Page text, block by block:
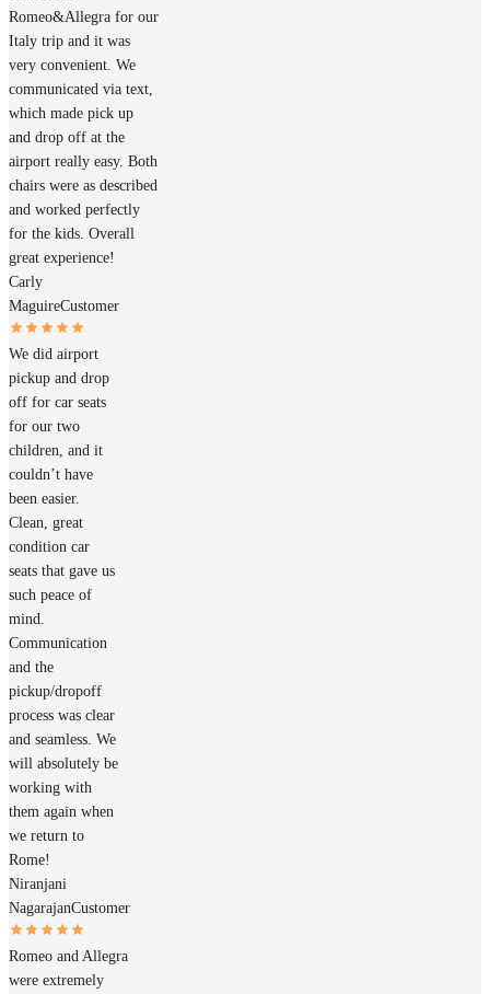
Romeo&Allegra for our
Italy trip and it was
very convenient. We
communicated via text,
which made pick up
and drop off at the
airport really easy. Both
chairs were as described
and worked perfectly
for the kids. Overall
great experience!
Carly
MaguireCustomer
We did airport
pickup and drop
off for car seats
for our two
children, and it
couldn’t have
been easier.
Clean, great
condition car
seats that gave us
such peace of
mind.
Communication
and the
pickup/dropoff
process was clear
and seamless. We
will absolutely be
working with
them again when
we return to
Rome!
Niranjani
NagarajanCustomer
Romeo and Allegra
were extremely